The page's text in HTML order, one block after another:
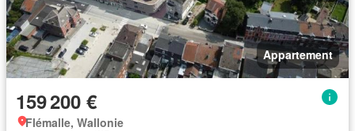
Appartement
159 200 €
Flémalle, Wallonie